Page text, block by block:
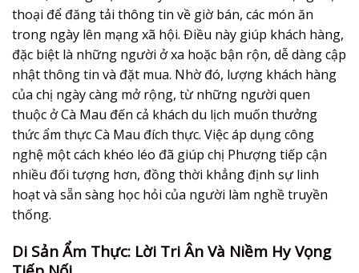
thoại để đăng tải thông tin về giờ bán, các món ăn
trong ngày lên mạng xã hội. Điều này giúp khách hàng,
đặc biệt là những người ở xa hoặc bận rộn, dễ dàng cập
nhật thông tin và đặt mua. Nhờ đó, lượng khách hàng
của chị ngày càng mở rộng, từ những người quen
thuộc ở Cà Mau đến cả khách du lịch muốn thưởng
thứcẩm thực Cà Mau đích thực. Việc áp dụng công
nghệ một cách khéo léo đã giúp chị Phượng tiếp cận
nhiều đối tượng hơn, đồng thời khẳng định sự linh
hoạt và sẵn sàng học hỏi của người làm nghề truyền
thống.
Di Sản Ẩm Thực: Lời Tri Ân Và Niềm Hy Vọng